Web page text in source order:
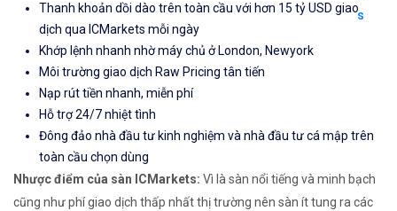
Thanh khoản dồi dào trên toàn cầu với hơn 15 tỷ USD giao
dịch qua ICMarkets mỗi ngày
Khớp lệnh nhanh nhờ máy chủ ở London, Newyork
Môi trường giao dịch Raw Pricing tân tiến
Nạp rút tiền nhanh, miễn phí
Hỗ trợ 24/7 nhiệt tình
Đông đảo nhà đầu tư kinh nghiệm và nhà đầu tư cá mập trên
toàn cầu chọn dùng
Nhược điểm của sàn ICMarkets: Vì là sàn nổi tiếng và minh bạch
cũng như phí giao dịch thấp nhất thị trường nên sàn ít tung ra các